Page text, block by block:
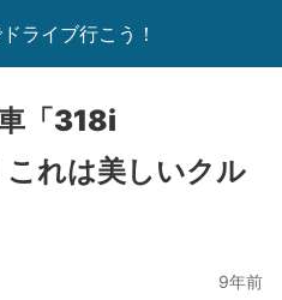
ライブ行こう！
「318i
れは美しいクル
9年前